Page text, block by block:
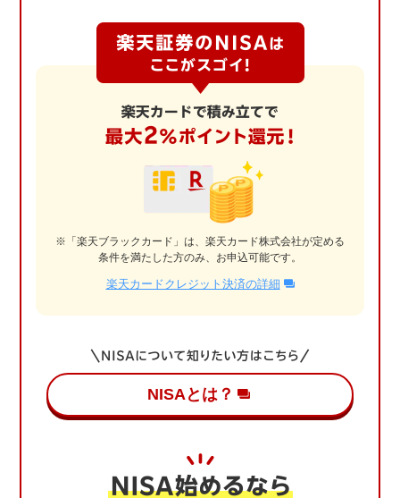
※「楽天ブラックカード」は、楽天カード株式会社が定める
条件を満たした方のみ、お申込可能です。
楽天カードクレジット決済の詳細
NISAとは？